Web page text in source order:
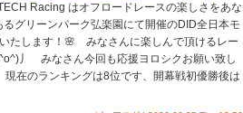
Racing はオフロードレースの楽しさをあな
リーンパーク弘楽園にて開催のDID全日本モ
たします！🌸 みなさんに楽しんで頂けるレー
丿 みなさん今回も応援ヨロシクお願い致し
在のランキングは8位です、開幕戦初優勝後は